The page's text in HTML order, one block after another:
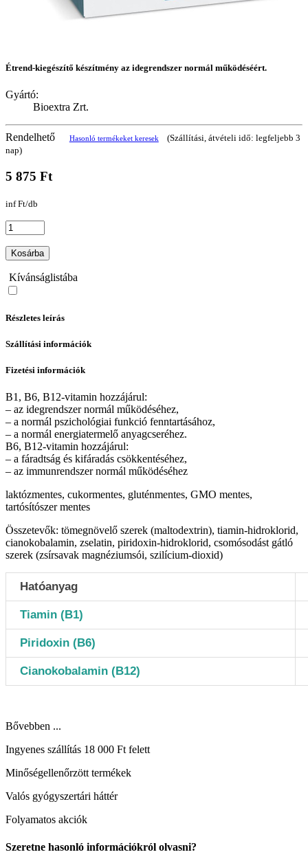
Étrend-kiegészítő készítmény az idegrendszer normál működéséért.
Gyártó:
Bioextra Zrt.
Rendelhető Hasonló termékeket keresek
(Szállítási, átvételi idő: legfeljebb 3
nap)
5 875 Ft
inf Ft/db
Kosárba
Kívánságlistába
Részletes leírás
Szállítási információk
Fizetési információk
B1, B6, B12-vitamin hozzájárul:
– az idegrendszer normál működéséhez,
– a normál pszichológiai funkció fenntartásához,
– a normál energiatermelő anyagcseréhez.
B6, B12-vitamin hozzájárul:
– a fáradtság és kifáradás csökkentéséhez,
– az immunrendszer normál működéséhez
laktózmentes, cukormentes, gluténmentes, GMO mentes,
tartósítószer mentes
Összetevők: tömegnövelő szerek (maltodextrin), tiamin-hidroklorid,
cianokobalamin, zselatin, piridoxin-hidroklorid, csomósodást gátló
szerek (zsírsavak magnéziumsói, szilícium-dioxid)
Hatóanyag
Tiamin (B1)
Piridoxin (B6)
Cianokobalamin (B12)
Bővebben ...
Ingyenes szállítás 18 000 Ft felett
Minőségellenőrzött termékek
Valós gyógyszertári háttér
Folyamatos akciók
Szeretne hasonló információkról olvasni?